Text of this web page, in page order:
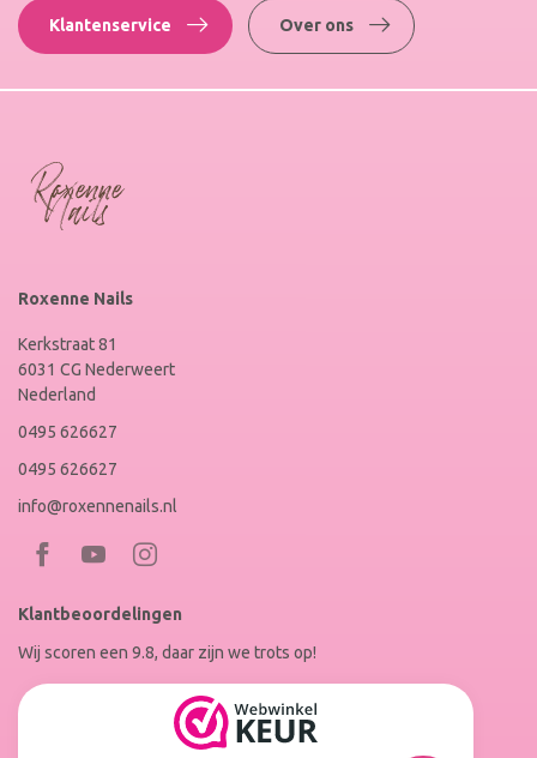
Klantenservice Over ons
Roxenne Nails
Kerkstraat 81
6031 CG Nederweert
Nederland
0495 626627
0495 626627
info@roxennenails.nl
Bezoek
Facebook
op
Instagram
Klantbeoordelingen
Wij scoren een 9.8, daar zijn we trots op!